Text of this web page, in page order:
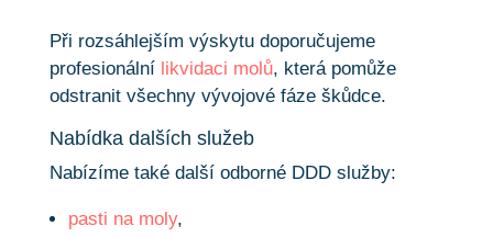
Při rozsáhlejším výskytu doporučujeme
profesionální likvidaci molů, která pomůže
odstranit všechny vývojové fáze škůdce.
Nabídka dalších služeb
Nabízíme také další odborné DDD služby:
pasti na moly,